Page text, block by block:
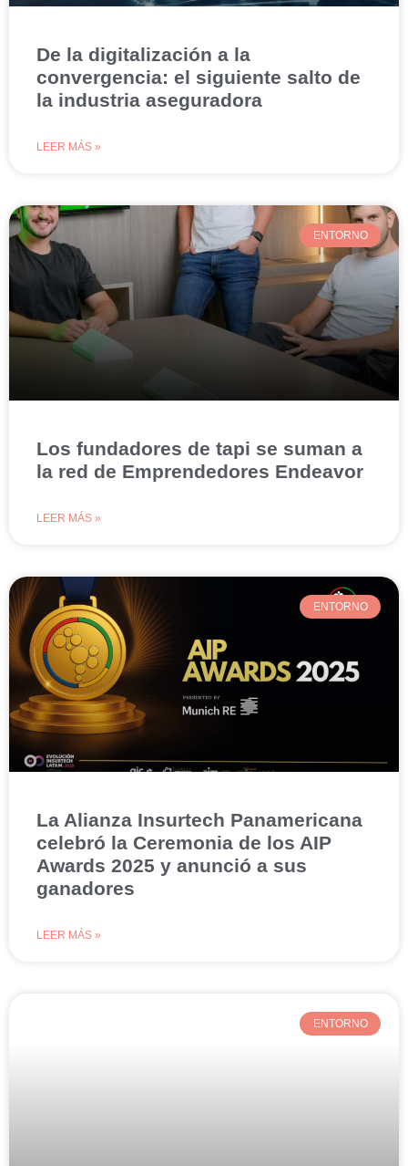
De la digitalización a la
convergencia: el siguiente salto de
la industria aseguradora
LEER MÁS »
ENTORNO
Los fundadores de tapi se suman a
la red de Emprendedores Endeavor
LEER MÁS »
ENTORNO
La Alianza Insurtech Panamericana
celebró la Ceremonia de los AIP
Awards 2025 y anunció a sus
ganadores
LEER MÁS »
ENTORNO